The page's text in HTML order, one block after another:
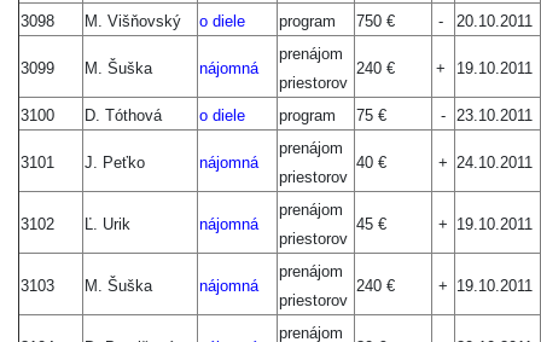
3098
M. Višňovský o diele program 750 € - 20.10.2011
3099 M. Šuška nájomná
prenájom
priestorov
240 € + 19.10.2011
3100 D. Tóthová o diele program 75 € - 23.10.2011
3101 J. Peťko nájomná
prenájom
priestorov
40 € + 24.10.2011
3102 Ľ. Urik nájomná
prenájom
priestorov
45 € + 19.10.2011
3103 M. Šuška nájomná
prenájom
priestorov
240 € + 19.10.2011
prenájom